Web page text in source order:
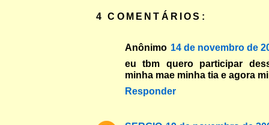
4 COMENTÁRIOS:
Anônimo 14 de novembro de
eu tbm quero participar
minha mae minha tia e agora
Responder